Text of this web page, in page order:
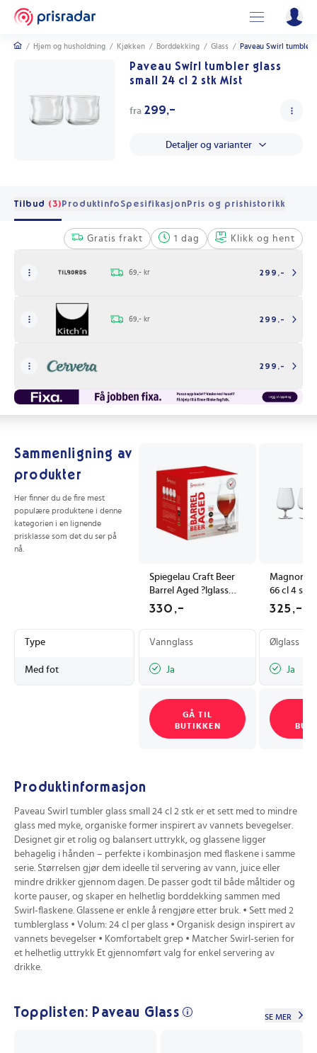
/ Hjem og husholdning / Kjøkken / Borddekking / Glass / Paveau Swirl tumbler
Paveau Swirl tumbler glass
small 24 cl 2 stk Mist
fra 299,-
Detaljer og varianter
Tilbud (3)Produktinfo SpesifikasjonPris og prishistorikk
Gratis frakt 1 dag Klikk og hent
69,- kr 299,-
69,- kr 299,-
299,-
Sammenligning av
produkter
Her finner du de fire mest
populære produktene i denne
kategorien i en lignende
prisklasse som det du ser på
nå.
Spiegelau Craft Beer
Barrel Aged ?lglass
51cl, 4-stk. klar
330,-
Magnor -
66 cl 4 stk
325,-
Type Vannglass Ølglass
Med fot Ja Ja
GÅ TIL
BUTIKKEN
Produktinformasjon
Paveau Swirl tumbler glass small 24 cl 2 stk er et sett med to mindre
glass med myke, organiske former inspirert av vannets bevegelser.
Designet gir et rolig og balansert uttrykk, og glassene ligger
behagelig i hånden – perfekte i kombinasjon med flaskene i samme
serie. Størrelsen gjør dem ideelle til servering av vann, juice eller
mindre drikker gjennom dagen. De passer godt til både måltider og
korte pauser, og skaper en helhetlig borddekking sammen med
Swirl-flaskene. Glassene er enkle å rengjøre etter bruk. • Sett med 2
tumblerglass • Volum: 24 cl per glass • Organisk design inspirert av
vannets bevegelser • Komfortabelt grep • Matcher Swirl-serien for
et helhetlig uttrykk Et gjennomført valg for enkel servering av
drikke.
Topplisten: Paveau Glass SE MER